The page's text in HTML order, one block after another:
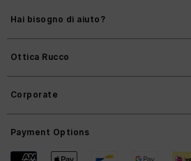
Hai bisogno di aiuto?
Ottica Rucco
Corporate
Payment Options